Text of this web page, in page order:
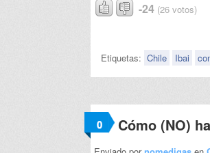
-24 (26 votos)
Etiquetas: Chile Ibai
0 Cómo (NO)